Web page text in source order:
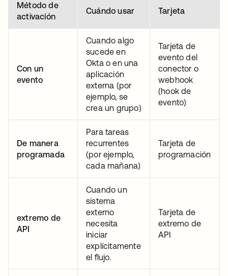
Método de
activación
Cuándo usar Tarjeta
Con un
evento
Cuando algo
sucede en
Okta o en una
aplicación
externa (por
ejemplo, se
crea un grupo)
Tarjeta de
evento del
conector o
webhook
(hook de
evento)
De manera
programada
Para tareas
recurrentes
(por ejemplo,
cada mañana)
Tarjeta de
programación
extremo de
API
Cuando un
sistema
externo
necesita
iniciar
explícitamente
el flujo.
Tarjeta de
extremo de
API